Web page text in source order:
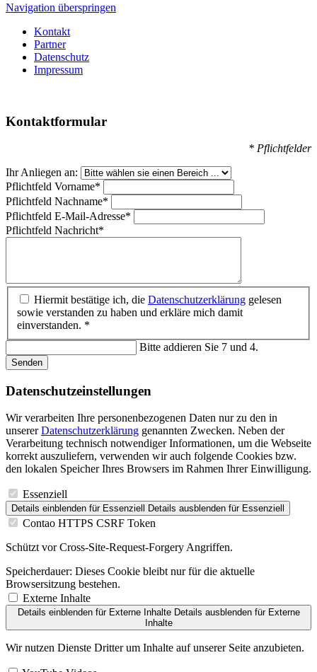
Navigation überspringen
Kontakt
Partner
Datenschutz
Impressum
Kontaktformular
* Pflichtfelder
Ihr Anliegen an:
Pflichtfeld Vorname*
Pflichtfeld Nachname*
Pflichtfeld E-Mail-Adresse*
Pflichtfeld Nachricht*
Hiermit bestätige ich, die Datenschutzerklärung gelesen
sowie verstanden zu haben und erkläre mich damit
einverstanden. *
Bitte addieren Sie 7 und 4.
Senden
Datenschutz­einstellungen
Wir verarbeiten Ihre personenbezogenen Daten nur zu den in
unsererDatenschutzerklärung genannten Zwecken. Neben der
Verarbeitung technisch notwendiger Informationen, um die Webseite
korrekt auszuliefern, verwenden wir auch folgende Cookies bzw.
den lokalen Speicher Ihres Browsers im Rahmen Ihrer Einwilligung.
Essenziell
Details einblenden für Essenziell Details ausblenden für Essenziell
Contao HTTPS CSRF Token
Schützt vor Cross-Site-Request-Forgery Angriffen.
Speicherdauer: Dieses Cookie bleibt nur für die aktuelle
Browsersitzung bestehen.
Externe Inhalte
Details einblendenfür Externe Inhalte Details ausblendenfür Externe
Inhalte
Wir nutzen Dienste Dritter um Inhalte auf unserer Seite anzubieten.